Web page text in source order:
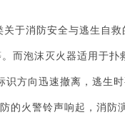
于消防安全与逃生自
而泡沫灭火器适用于
方向迅速撤离，逃生
火警铃声响起，消防